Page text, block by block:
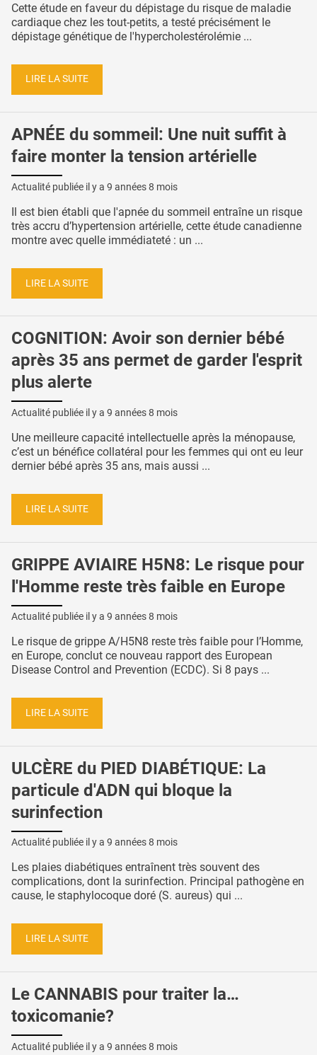
Cette étude en faveur du dépistage du risque de maladie
cardiaque chez les tout-petits, a testé précisément le
dépistage génétique de l'hypercholestérolémie ...
LIRE LA SUITE
APNÉE du sommeil: Une nuit suffit à
faire monter la tension artérielle
Actualité publiée il y a 9 années 8 mois
Il est bien établi que l'apnée du sommeil entraîne un risque
très accru d’hypertension artérielle, cette étude canadienne
montre avec quelle immédiateté : un ...
LIRE LA SUITE
COGNITION: Avoir son dernier bébé
après 35 ans permet de garder l'esprit
plus alerte
Actualité publiée il y a 9 années 8 mois
Une meilleure capacité intellectuelle après la ménopause,
c’est un bénéfice collatéral pour les femmes qui ont eu leur
dernier bébé après 35 ans, mais aussi ...
LIRE LA SUITE
GRIPPE AVIAIRE H5N8: Le risque pour
l'Homme reste très faible en Europe
Actualité publiée il y a 9 années 8 mois
Le risque de grippe A/H5N8 reste très faible pour l’Homme,
en Europe, conclut ce nouveau rapport des European
Disease Control and Prevention (ECDC). Si 8 pays ...
LIRE LA SUITE
ULCÈRE du PIED DIABÉTIQUE: La
particule d'ADN qui bloque la
surinfection
Actualité publiée il y a 9 années 8 mois
Les plaies diabétiques entraînent très souvent des
complications, dont la surinfection. Principal pathogène en
cause, le staphylocoque doré (S. aureus) qui ...
LIRE LA SUITE
Le CANNABIS pour traiter la…
toxicomanie?
Actualité publiée il y a 9 années 8 mois